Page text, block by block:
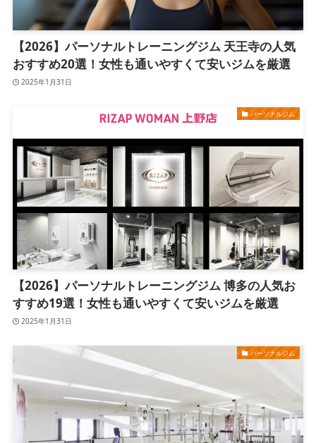
【2026】パーソナルトレーニングジム 天王寺の人気
おすすめ20選！女性も通いやすくて安いジムを厳選
2025年1月31日
パーソナルジム
【2026】パーソナルトレーニングジム 博多の人気お
すすめ19選！女性も通いやすくて安いジムを厳選
2025年1月31日
パーソナルジム